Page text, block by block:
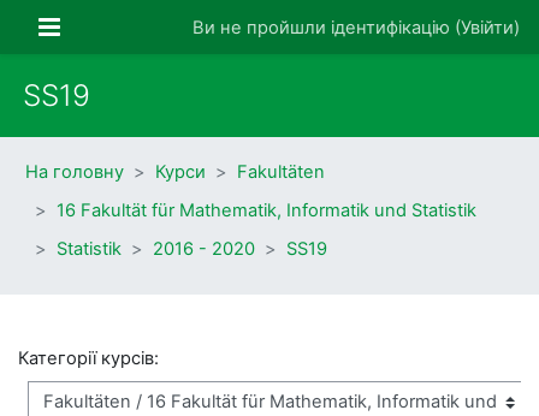
Бокова панельВи не пройшли ідентифікацію (Увійти)
SS19
На головну Курси
Fakultäten
16 Fakultät für Mathematik, Informatik und Statistik
Statistik
2016 - 2020 SS19
Категорії курсів: